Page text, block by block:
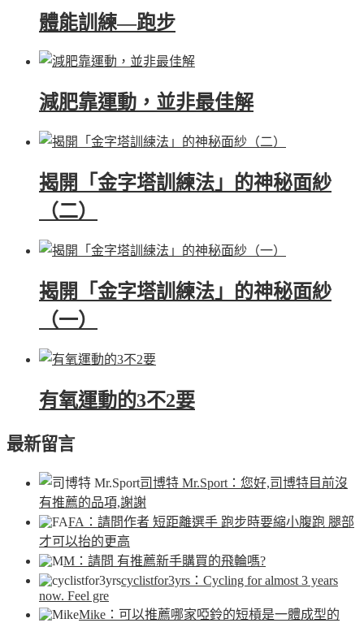
體能訓練—跑步
減肥靠運動，並非最佳解
揭開「金字塔訓練法」的神秘面紗
（二）
揭開「金字塔訓練法」的神秘面紗
（一）
有氧運動的3不2要
最新留言
司博特 Mr.Sport：您好,司博特目前沒
有推薦的品項,謝謝
FA ：請問作者 短距離選手 跑步時要縮小腹跑 腿部
才可以抬的更高
M ：請問 有推薦新手購買的飛輪嗎?
cyclistfor3yrs ：Cycling for almost 3 years
now. Feel gre
Mike ：可以推薦哪家啞鈴的短槓是一體成型的